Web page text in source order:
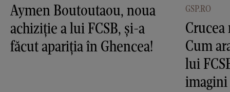
Aymen Boutoutaou, noua
achiziție a lui FCSB, și-a
făcut apariția în Ghencea!
GSP.RO
Crucea
Cum
lui
imagini